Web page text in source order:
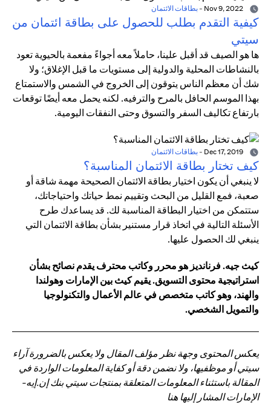
- بطاقات الائتمان
كيفية التقدم بطلب للحصول على بطاقة ائتمان من
سيتي
ها هو الصيف قد أقبل علينا، حاملاً معه أجواءً مفعمة بالحيوية تعود
بالنشاطات المحلية والدولية إلى مستويات ما قبل الإغلاق؛ ولا
شك أن معظم الناس يتوقون إلى الخروج في الشمس والاستمتاع
بهذا الموسم الحافل بالمرح والترفيه. لكنه يحمل معه أيضًا توقعات
بارتفاع تكاليف السفر والتسوق وحتى النفقات اليومية.
- بطاقات الائتمان
كيف تختار بطاقة الائتمان المناسبة؟
لا ينبغي أن يكون اختيار بطاقة الائتمان الصحيحة مهمة شاقة أو
صعبة، فمع القليل من البحث وتقييم نمط حياتك واحتياجاتك،
ستتمكن من اختيار البطاقة المناسبة لك. قد يساعدك طرح
الأسئلة التالية في اتخاذ قرار مستنير بشأن بطاقة الائتمان التي
ينبغي لك الحصول عليها.
كيث جيه. فرنانديز هو محرر وكاتب محترف يقدم نصائح بشأن
استراتيجية محتوى التسويق. يقيم كيث بين الإمارات وهولندا
والهند، وهو كاتب متخصص في عالم الأعمال والتكنولوجيا
والتمويل الشخصي.
يعكس المحتوى وجهة نظر مؤلف المقال ولا يعكس بالضرورة آراء
سيتي أو موظفيها، ولا نضمن دقة أو كفاية المعلومات الواردة في
المقالة باستثناء المعلومات المتعلقة بمنتجات سيتي بنك إن.إيه-
الإمارات المشار إليها هنا